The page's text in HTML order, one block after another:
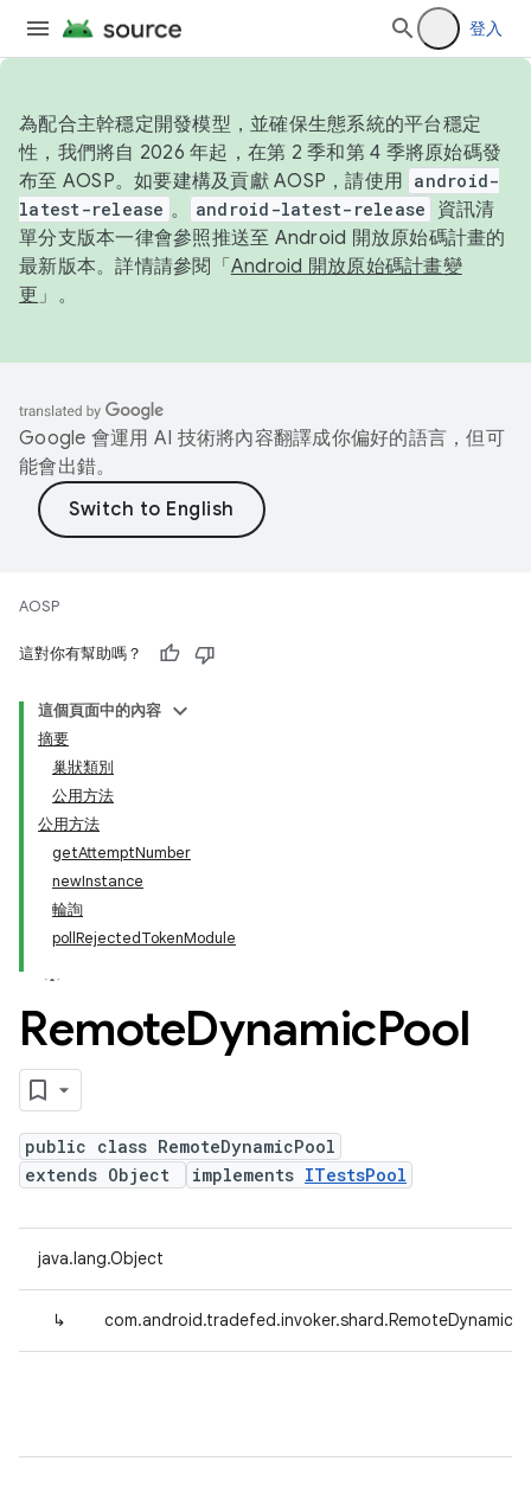
登入
為配合主幹穩定開發模型，並確保生態系統的平台穩定
性，我們將自 2026 年起，在第 2 季和第 4 季將原始碼發
布至 AOSP。如要建構及貢獻 AOSP，請使用 android-
latest-release 。 android-latest-release
資訊清
單分支版本一律會參照推送至 Android 開放原始碼計畫的
最新版本。詳情請參閱「 Android 開放原始碼計畫變
更 」。
Google 會運用 AI 技術將內容翻譯成你偏好的語言，但可
能會出錯。
AOSP
這對你有幫助嗎？
這個頁面中的內容
摘要
巢狀類別
公用方法
公用方法
getAttemptNumber
newInstance
輪詢
pollRejectedTokenModule
RemoteDynamicPool
public class RemoteDynamicPool
extends Object
implements ITestsPool
java.lang.Object
↳